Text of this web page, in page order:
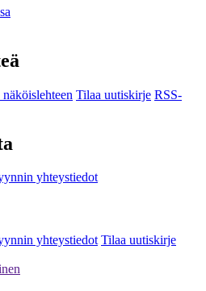
Tilaa uutiskirje RSS-
yhteystiedot
yhteystiedot Tilaa uutiskirje